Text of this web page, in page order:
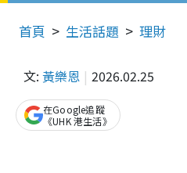
首頁 生活話題 理財
文: 黃樂恩 2026.02.25
在Google追蹤
《UHK 港生活》